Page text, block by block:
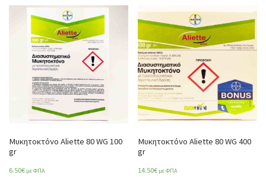
Μυκητοκτόνο Aliette 80 WG 100
gr
6.50€ με ΦΠΑ
Μυκητοκτόνο Aliette 80 WG 400
gr
14.50€ με ΦΠΑ